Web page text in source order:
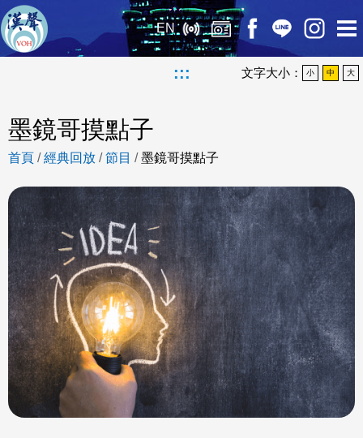
EN
::: 文字大小： 小 中 大
墨鏡哥摸點子
首頁 /經典回放 /節目 /墨鏡哥摸點子